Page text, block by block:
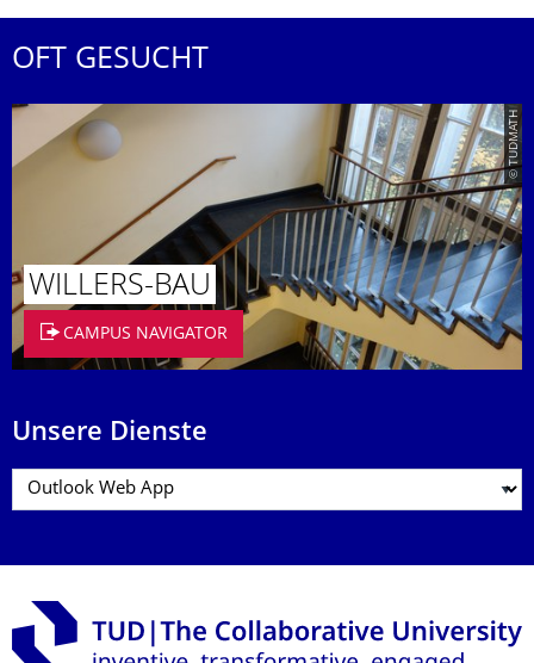
OFT GESUCHT
© TUDMATH
WILLERS-BAU
CAMPUS NAVIGATOR
Unsere Dienste